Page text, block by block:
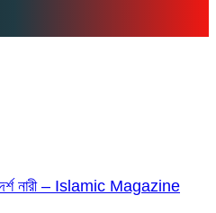
নারী – Islamic Magazine